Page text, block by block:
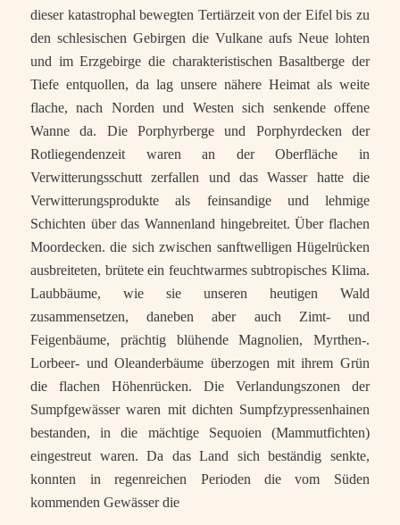
dieser katastrophal bewegten Tertiärzeit von der Eifel bis zu
den schlesischen Gebirgen die Vulkane aufs Neue lohten
und im Erzgebirge die charakteristischen Basaltberge der
Tiefe entquollen, da lag unsere nähere Heimat als weite
flache, nach Norden und Westen sich senkende offene
Wanne da. Die Porphyrberge und Porphyrdecken der
Rotliegendenzeit waren an der Oberfläche in
Verwitterungsschutt zerfallen und das Wasser hatte die
Verwitterungsprodukte als feinsandige und lehmige
Schichten über das Wannenland hingebreitet. Über flachen
Moordecken. die sich zwischen sanftwelligen Hügelrücken
ausbreiteten, brütete ein feuchtwarmes subtropisches Klima.
Laubbäume, wie sie unseren heutigen Wald
zusammensetzen, daneben aber auch Zimt- und
Feigenbäume, prächtig blühende Magnolien, Myrthen-.
Lorbeer- und Oleanderbäume überzogen mit ihrem Grün
die flachen Höhenrücken. Die Verlandungszonen der
Sumpfgewässer waren mit dichten Sumpfzypressenhainen
bestanden, in die mächtige Sequoien (Mammutfichten)
eingestreut waren. Da das Land sich beständig senkte,
konnten in regenreichen Perioden die vom Süden
kommenden Gewässer die